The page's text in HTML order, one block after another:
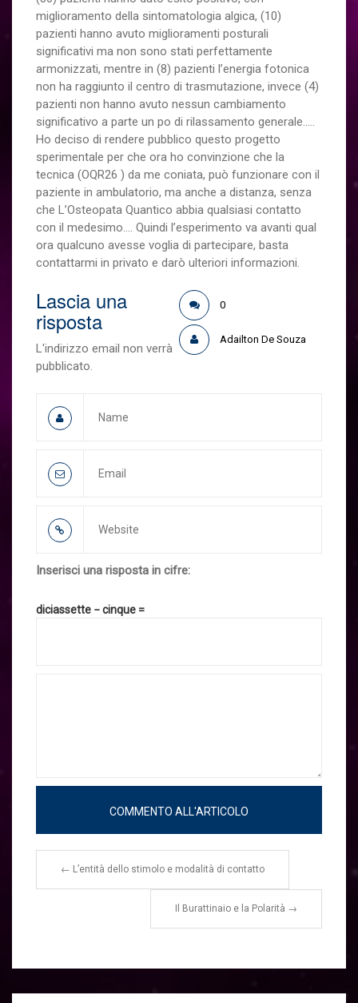
miglioramento della sintomatologia algica, (10)
pazienti hanno avuto miglioramenti posturali
significativi ma non sono stati perfettamente
armonizzati, mentre in (8) pazienti l’energia fotonica
non ha raggiunto il centro di trasmutazione, invece (4)
pazienti non hanno avuto nessun cambiamento
significativo a parte un po di rilassamento generale…..
Ho deciso di rendere pubblico questo progetto
sperimentale per che ora ho convinzione che la
tecnica (OQR26 ) da me coniata, può funzionare con il
paziente in ambulatorio, ma anche a distanza, senza
che L’Osteopata Quantico abbia qualsiasi contatto
con il medesimo…. Quindi l’esperimento va avanti qual
ora qualcuno avesse voglia di partecipare, basta
contattarmi in privato e darò ulteriori informazioni.
0
Adailton De Souza
Lascia una
risposta
L'indirizzo email non verrà
pubblicato.
Inserisci una risposta in cifre:
diciassette − cinque =
← L’entità dello stimolo e modalità di contatto
Il Burattinaio e la Polarità →